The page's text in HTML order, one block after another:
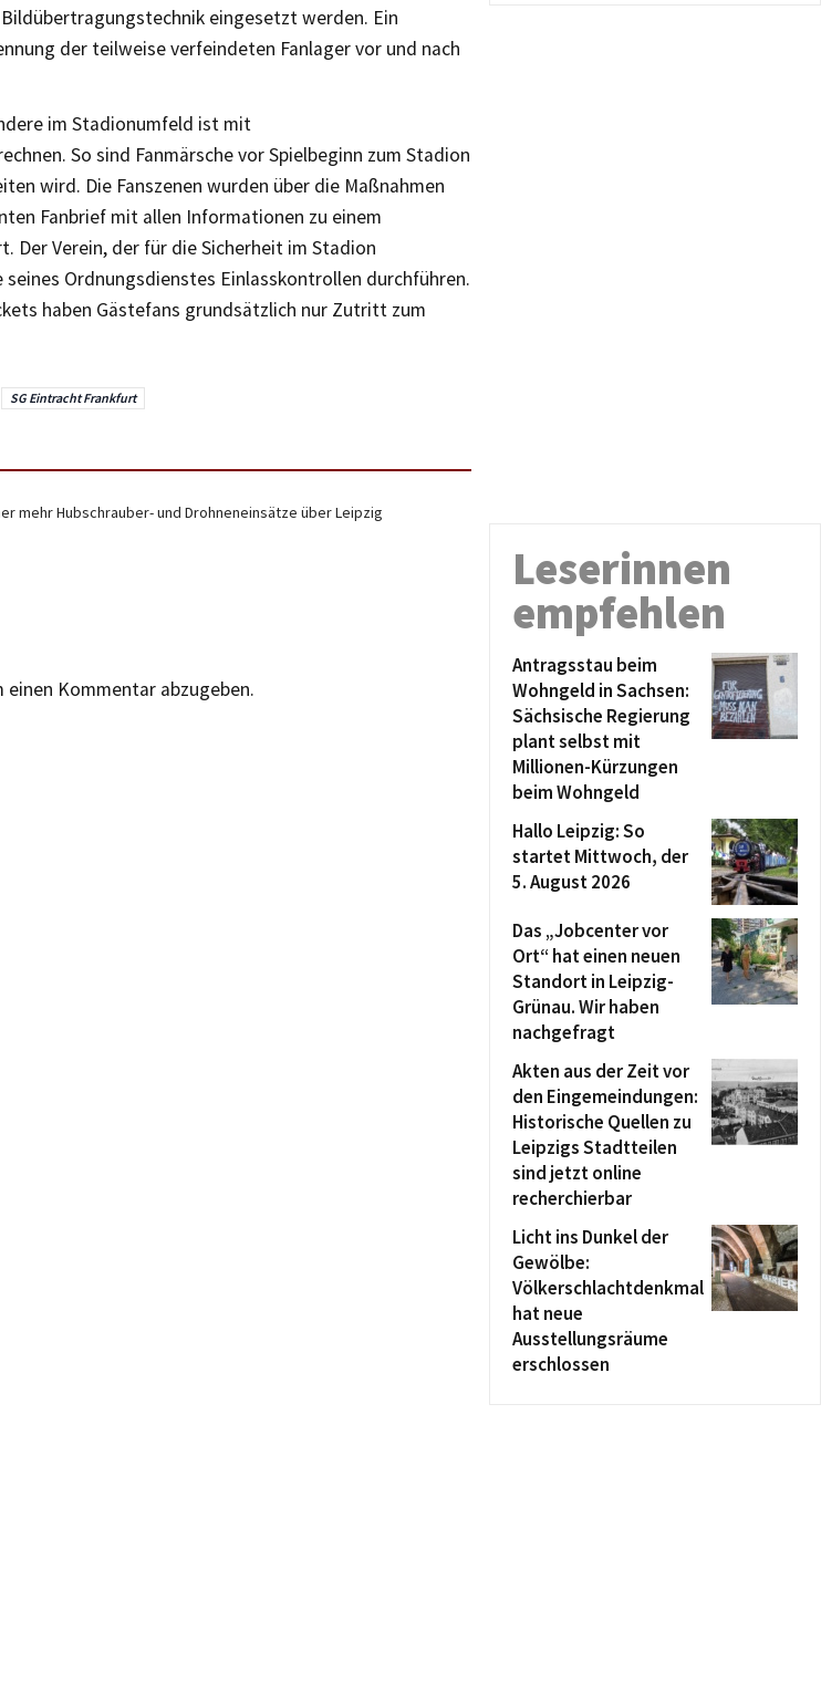
eingesetzt werden. Ein
der teilweise verfeindeten Fanlager vor und nach
im Stadionumfeld ist mit
So sind Fanmärsche vor Spielbeginn zum Stadion
wird. Die Fanszenen wurden über die Maßnahmen
Fanbrief mit allen Informationen zu einem
Der Verein, der für die Sicherheit im Stadion
Ordnungsdienstes Einlasskontrollen durchführen.
haben Gästefans grundsätzlich nur Zutritt zum
SG Eintracht Frankfurt
mehr Hubschrauber- und Drohneneinsätze über Leipzig
einen Kommentar abzugeben.
Leserinnen
empfehlen
Antragsstau beim
Wohngeld in Sachsen:
Sächsische Regierung
plant selbst mit
Millionen-Kürzungen
beim Wohngeld
Hallo Leipzig: So
startet Mittwoch, der
5. August 2026
Das „Jobcenter vor
Ort“ hat einen neuen
Standort in Leipzig-
Grünau. Wir haben
nachgefragt
Akten aus der Zeit vor
den Eingemeindungen:
Historische Quellen zu
Leipzigs Stadtteilen
sind jetzt online
recherchierbar
Licht ins Dunkel der
Gewölbe:
Völkerschlachtdenkmal
hat neue
Ausstellungsräume
erschlossen